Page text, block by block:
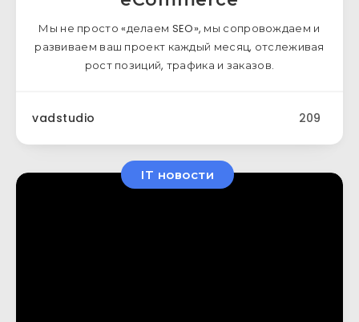
Мы не просто «делаем SEO», мы сопровождаем и
развиваем ваш проект каждый месяц, отслеживая
рост позиций, трафика и заказов.
vadstudio 209
IT новости